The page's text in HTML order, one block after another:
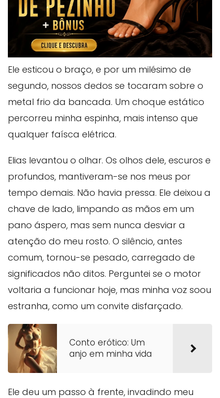
Ele esticou o braço, e por um milésimo de
segundo, nossos dedos se tocaram sobre o
metal frio da bancada. Um choque estático
percorreu minha espinha, mais intenso que
qualquer faísca elétrica.
Elias levantou o olhar. Os olhos dele, escuros e
profundos, mantiveram-se nos meus por
tempo demais. Não havia pressa. Ele deixou a
chave de lado, limpando as mãos em um
pano áspero, mas sem nunca desviar a
atenção do meu rosto. O silêncio, antes
comum, tornou-se pesado, carregado de
significados não ditos. Perguntei se o motor
voltaria a funcionar hoje, mas minha voz soou
estranha, como um convite disfarçado.
Conto erótico: Um
anjo em minha vida
Ele deu um passo à frente, invadindo meu